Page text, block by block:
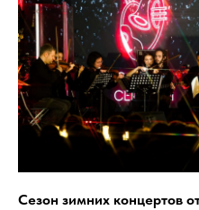
Сезон зимних концертов